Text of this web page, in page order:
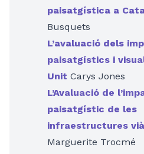
paisatgística a
Busquets
L’avaluació dels
paisatgístics i
Unit Carys Jones
L’Avaluació de
paisatgístic de les
infraestructures
Marguerite Trocmé